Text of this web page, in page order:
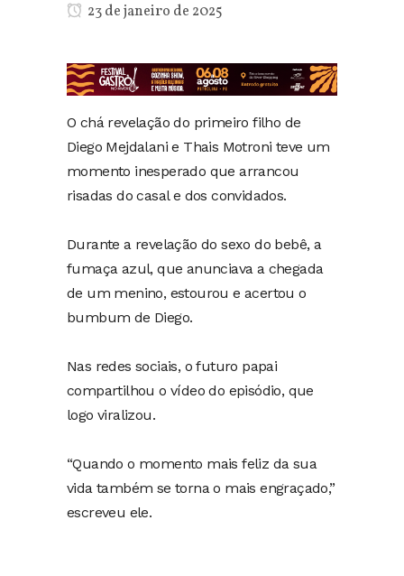
23 de janeiro de 2025
O chá revelação do primeiro filho de
Diego Mejdalani e Thais Motroni teve um
momento inesperado que arrancou
risadas do casal e dos convidados.
Durante a revelação do sexo do bebê, a
fumaça azul, que anunciava a chegada
de um menino, estourou e acertou o
bumbum de Diego.
Nas redes sociais, o futuro papai
compartilhou o vídeo do episódio, que
logo viralizou.
“Quando o momento mais feliz da sua
vida também se torna o mais engraçado,”
escreveu ele.